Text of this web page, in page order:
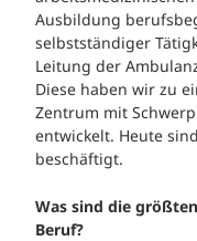
Ausbildung
selbstständiger
Leitung der
Diese haben wir zu
Zentrum mit
entwickelt. Heute
beschäftigt.
Was sind die
Beruf?